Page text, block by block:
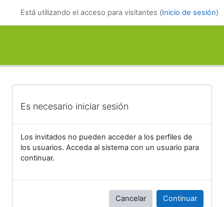
Está utilizando el acceso para visitantes (Inicio de sesión)
Es necesario iniciar sesión
Los invitados no pueden acceder a los perfiles de
los usuarios. Acceda al sistema con un usuario para
continuar.
Cancelar Continuar